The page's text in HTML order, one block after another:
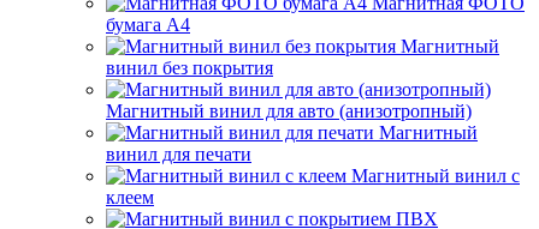
бумага А4
Магнитный
винил без покрытия
Магнитный винил для авто (анизотропный)
Магнитный
винил для печати
Магнитный винил с
клеем